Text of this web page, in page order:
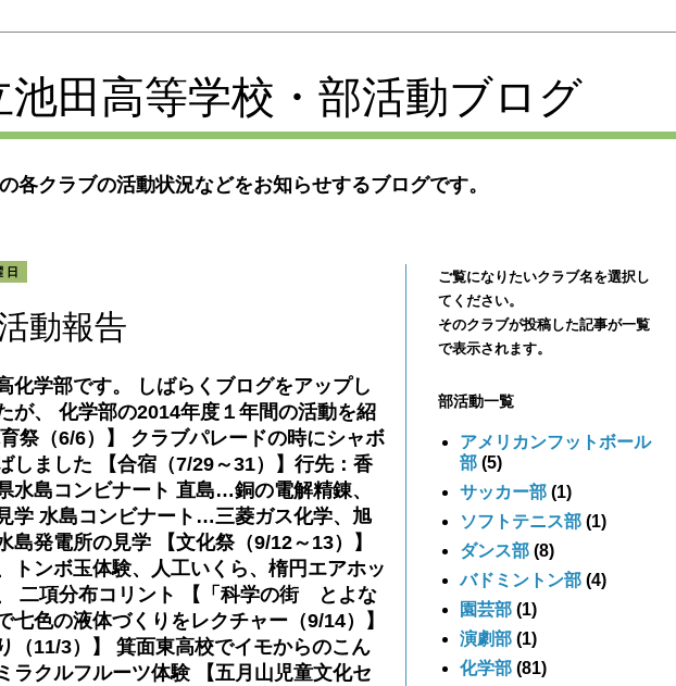
池田高等学校・部活動ブログ
各クラブの活動状況などをお知らせするブログです。
動報告
化学部です。 しばらくブログをアップし
が、 化学部の2014年度１年間の活動を紹
祭（6/6）】 クラブパレードの時にシャボ
しました 【合宿（7/29～31）】行先：香
水島コンビナート 直島…銅の電解精錬、
学 水島コンビナート…三菱ガス化学、旭
島発電所の見学 【文化祭（9/12～13）】
トンボ玉体験、人工いくら、楕円エアホッ
二項分布コリント 【「科学の街 とよな
七色の液体づくりをレクチャー（9/14）】
（11/3）】 箕面東高校でイモからのこん
ラクルフルーツ体験 【五月山児童文化セ
ご覧になりたいクラブ名を選択し
てください。
そのクラブが投稿した記事が一覧
で表示されます。
部活動一覧
アメリカンフットボール
部 (5)
サッカー部 (1)
ソフトテニス部 (1)
ダンス部 (8)
バドミントン部 (4)
園芸部 (1)
演劇部 (1)
化学部 (81)